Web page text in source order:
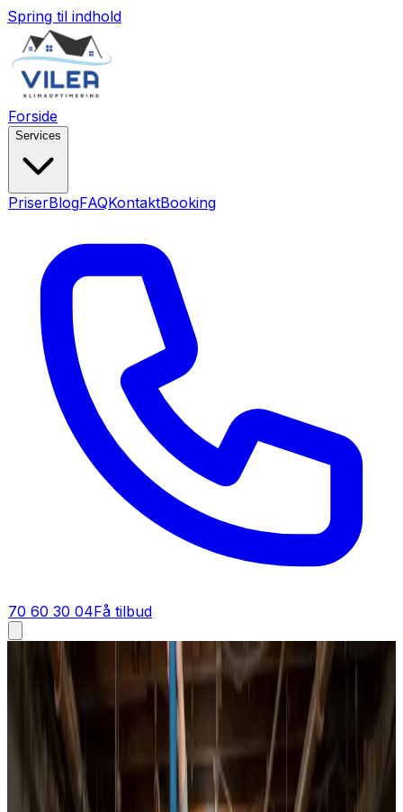
Spring til indhold
Forside
Services
PriserBlogFAQKontaktBooking
70 60 30 04Få tilbud
Ventilationsrens i Otterup
Ventilationsrens i Otterup
Få renset ventilationen i Otterup af specialister. Vi
arbejder med roterende børster, kompressor og
undertryk, så snavset opsamles direkte — uden
støvgener for dig eller beboerne.